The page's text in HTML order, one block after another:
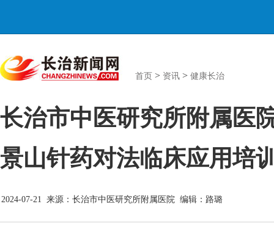
首页 > 资讯 > 健康长治
长治市中医研究所附属医
景山针药对法临床应用培
2024-07-21 来源：长治市中医研究所附属医院 编辑：路璐